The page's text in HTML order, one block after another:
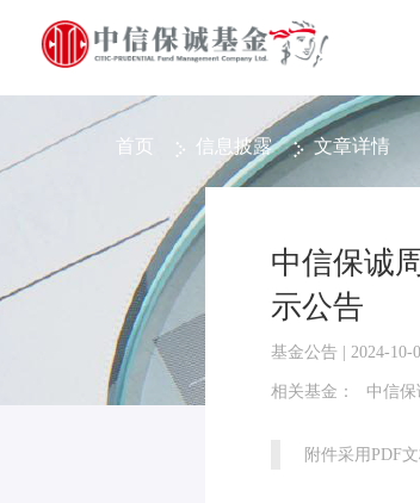
首页 信息披露 文章详情
中信保诚
示公告
基金公告 | 2024-10-
相关基金： 中信
附件采用PDF